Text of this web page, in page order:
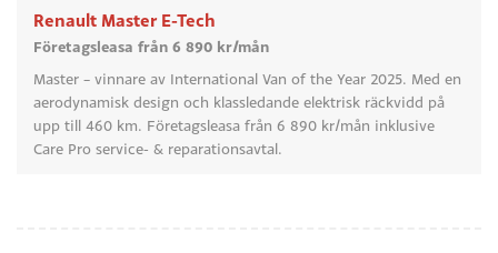
Renault Master E-Tech
Företagsleasa från 6 890 kr/mån
Master – vinnare av International Van of the Year 2025. Med en
aerodynamisk design och klassledande elektrisk räckvidd på
upp till 460 km. Företagsleasa från 6 890 kr/mån inklusive
Care Pro service- & reparationsavtal.